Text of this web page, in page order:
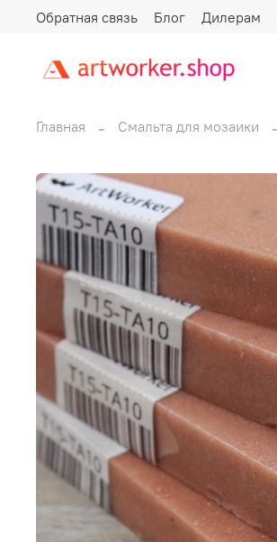
Обратная связь Блог Дилерам
Главная Смальта для мозаики